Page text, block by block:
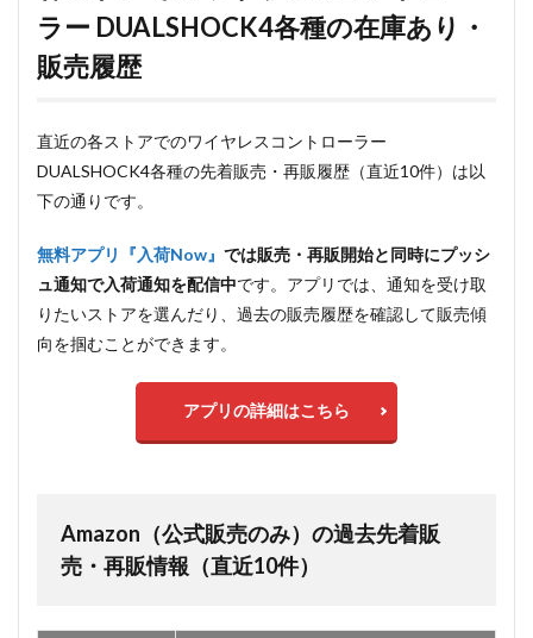
ラー DUALSHOCK4各種の在庫あり・
販売履歴
直近の各ストアでのワイヤレスコントローラー
DUALSHOCK4各種の先着販売・再販履歴（直近10件）は以
下の通りです。
無料アプリ『入荷Now』 では販売・再販開始と同時にプッシ
ュ通知で入荷通知を配信中です。アプリでは、通知を受け取
りたいストアを選んだり、過去の販売履歴を確認して販売傾
向を掴むことができます。
アプリの詳細はこちら
Amazon（公式販売のみ）の過去先着販
売・再販情報（直近10件）